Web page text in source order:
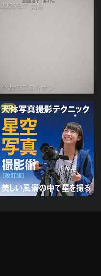
2026/8/7 太陽
小犬のプロキオン
PR